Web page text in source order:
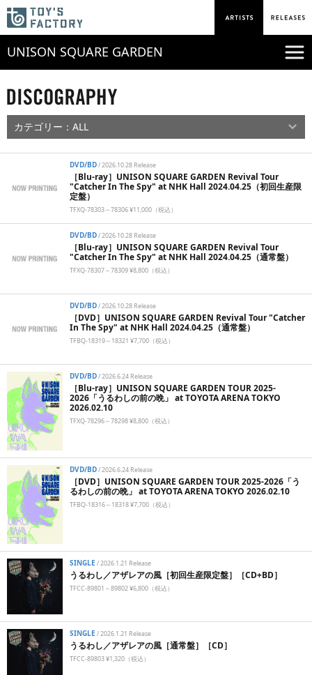
UNISON SQUARE GARDEN
DVD/BD/2026.10.28 Release
［Blu-ray］UNISON SQUARE GARDEN Revival Tour
"Catcher In The Spy" at NHK Hall 2024.04.25（初回生産限
定盤）
TFXQ-78303～78306 ¥11,000（税込）
DVD/BD/2026.10.28 Release
［Blu-ray］UNISON SQUARE GARDEN Revival Tour
"Catcher In The Spy" at NHK Hall 2024.04.25（通常盤）
TFXQ-78307～78309 ¥8,800（税込）
DVD/BD/2026.10.28 Release
［DVD］UNISON SQUARE GARDEN Revival Tour "Catcher
In The Spy" at NHK Hall 2024.04.25（通常盤）
TFBQ-18319～18321 ¥7,700（税込）
DVD/BD/2026.6.24 Release
［Blu-ray］UNISON SQUARE GARDEN TOUR 2025-
2026「うるわしの前の晩」 at TOYOTA ARENA TOKYO
2026.02.10
TFXQ-78296～78298 ¥8,800（税込）
DVD/BD/2026.6.24 Release
［DVD］UNISON SQUARE GARDEN TOUR 2025-2026「う
るわしの前の晩」 at TOYOTA ARENA TOKYO 2026.02.10
TFBQ-18316～18318 ¥7,700（税込）
SINGLE /2026.1.21 Release
うるわし／アザレアの風［初回生産限定盤］［CD+BD］
TFCC-89801～89802 ¥6,800（税込）
SINGLE /2026.1.21 Release
うるわし／アザレアの風［通常盤］［CD］
TFCC-89803 ¥1,320（税込）